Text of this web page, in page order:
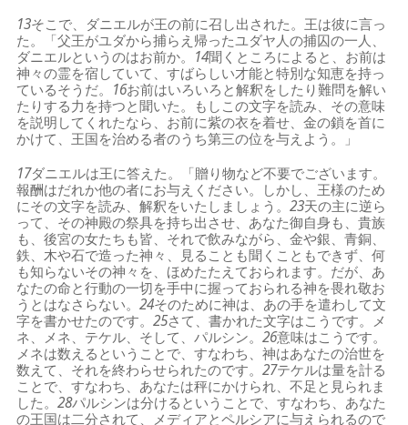
13そこで、ダニエルが王の前に召し出された。王は彼に言っ
た。「父王がユダから捕らえ帰ったユダヤ人の捕囚の一人、
ダニエルというのはお前か。 14聞くところによると、お前は
神々の霊を宿していて、すばらしい才能と特別な知恵を持っ
ているそうだ。 16お前はいろいろと解釈をしたり難問を解い
たりする力を持つと聞いた。もしこの文字を読み、その意味
を説明してくれたなら、お前に紫の衣を着せ、金の鎖を首に
かけて、王国を治める者のうち第三の位を与えよう。」
17ダニエルは王に答えた。「贈り物など不要でございます。
報酬はだれか他の者にお与えください。しかし、王様のため
にその文字を読み、解釈をいたしましょう。23天の主に逆ら
って、その神殿の祭具を持ち出させ、あなた御自身も、貴族
も、後宮の女たちも皆、それで飲みながら、金や銀、青銅、
鉄、木や石で造った神々、見ることも聞くこともできず、何
も知らないその神々を、ほめたたえておられます。だが、あ
なたの命と行動の一切を手中に握っておられる神を畏れ敬お
うとはなさらない。24そのために神は、あの手を遣わして文
字を書かせたのです。25さて、書かれた文字はこうです。メ
ネ、メネ、テケル、そして、パルシン。26意味はこうです。
メネは数えるということで、すなわち、神はあなたの治世を
数えて、それを終わらせられたのです。27テケルは量を計る
ことで、すなわち、あなたは秤にかけられ、不足と見られま
した。28パルシンは分けるということで、すなわち、あなた
の王国は二分されて、メディアとペルシアに与えられるので